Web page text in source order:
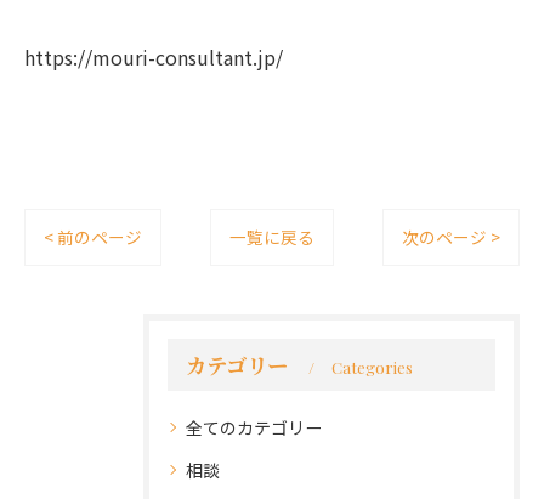
https://mouri-consultant.jp/
< 前のページ 一覧に戻る 次のページ >
カテゴリー Categories
全てのカテゴリー
相談